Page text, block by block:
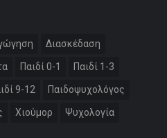
Διασκέδαση
Παιδί 0-1 Παιδί 1-3
9-12 Παιδοψυχολόγος
Χιούμορ Ψυχολογία